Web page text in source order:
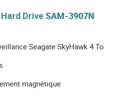
DriveSAM-3907N
Seagate SkyHawk 4 To
magnétique